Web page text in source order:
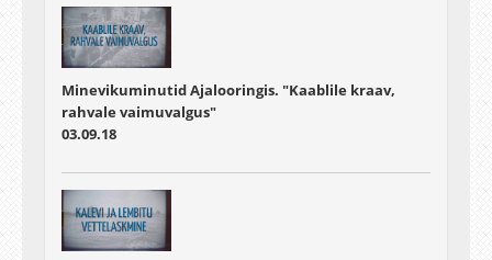
Minevikuminutid Ajalooringis. "Kaablile kraav,
rahvale vaimuvalgus"
03.09.18